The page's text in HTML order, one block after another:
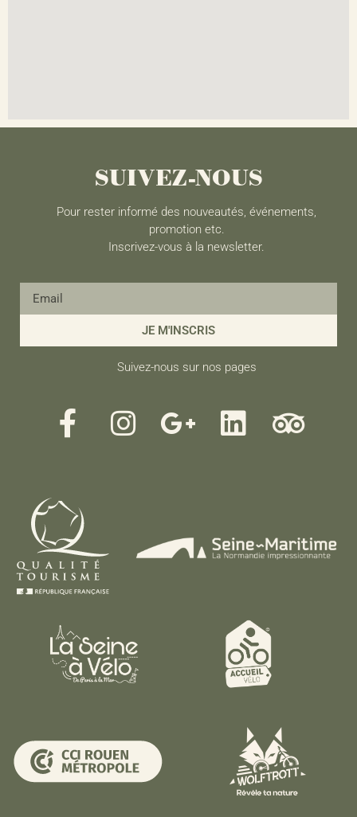
SUIVEZ-NOUS
Pour rester informé des nouveautés, événements,
promotion etc.
Inscrivez-vous à la newsletter.
JE M'INSCRIS
Suivez-nous sur nos pages